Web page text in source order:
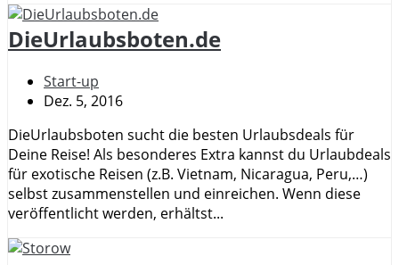
DieUrlaubsboten.de
Start-up
Dez. 5, 2016
DieUrlaubsboten sucht die besten Urlaubsdeals für
Deine Reise! Als besonderes Extra kannst du Urlaubdeals
für exotische Reisen (z.B. Vietnam, Nicaragua, Peru,…)
selbst zusammenstellen und einreichen. Wenn diese
veröffentlicht werden, erhältst...